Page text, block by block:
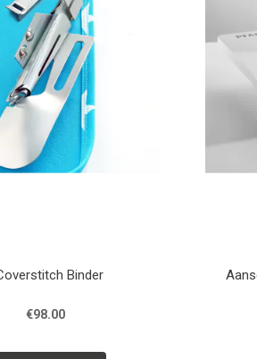
Binder
€98.00